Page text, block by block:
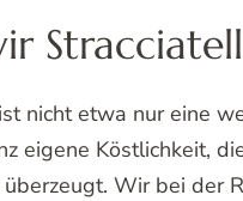
ist nicht etwa nur eine
eigene Köstlichkeit,
Wir bei der